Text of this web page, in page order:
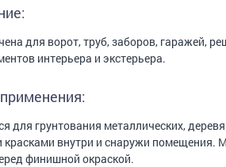
для ворот, труб, заборов, гаражей,
интерьера и экстерьера.
для грунтования металлических,
внутри и снаружи помещения.
финишной окраской.